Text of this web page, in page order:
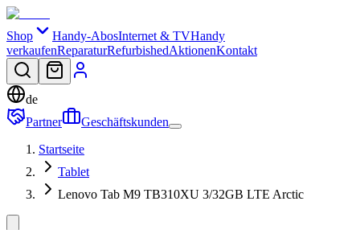
Shop Handy-AbosInternet & TVHandy
verkaufenReparaturRefurbishedAktionenKontakt
de
Partner
Geschäftskunden
Startseite
Tablet
Lenovo Tab M9 TB310XU 3/32GB LTE Arctic